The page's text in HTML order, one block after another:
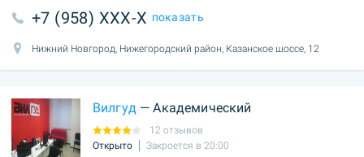
+7 (958) XXX-X показать
Нижний Новгород, Нижегородский район, Казанское шоссе, 12
Вилгуд — Академический
12 отзывов
Открыто
Закроется в 20:00